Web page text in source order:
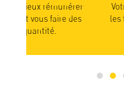
Votre patience en
les fruits et légumes